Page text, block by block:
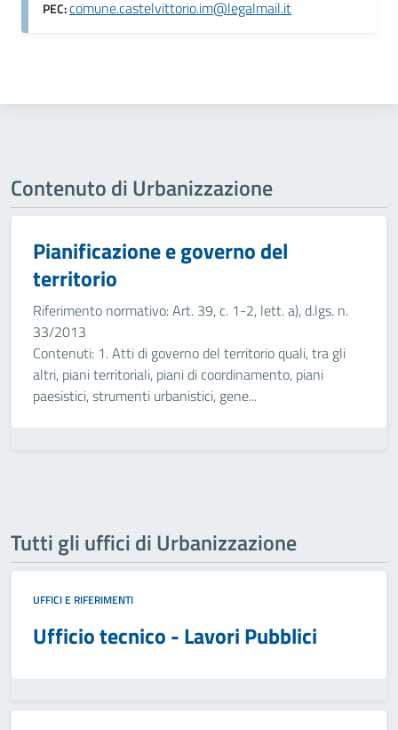
PEC:comune.castelvittorio.im@legalmail.it
Contenuto di Urbanizzazione
Pianificazione e governo del
territorio
Riferimento normativo: Art. 39, c. 1-2, lett. a), d.lgs. n.
33/2013
Contenuti: 1. Atti di governo del territorio quali, tra gli
altri, piani territoriali, piani di coordinamento, piani
paesistici, strumenti urbanistici, gene...
Tutti gli uffici di Urbanizzazione
UFFICI E RIFERIMENTI
Ufficio tecnico - Lavori Pubblici